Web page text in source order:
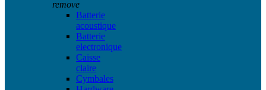
remove
Batterie
acoustique
Batterie
electronique
Caisse
claire
Cymbales